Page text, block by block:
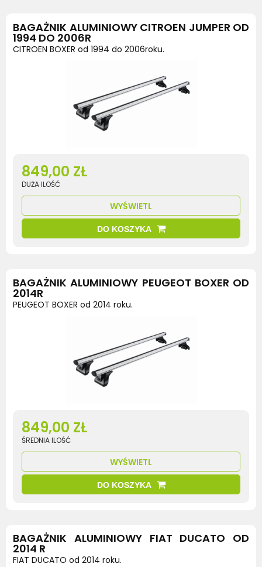
BAGAŻNIK ALUMINIOWY CITROEN JUMPER OD
1994 DO 2006R
CITROEN BOXER od 1994 do 2006roku.
849,00 ZŁ
DUŻA ILOŚĆ
WYŚWIETL
DO KOSZYKA
BAGAŻNIK ALUMINIOWY PEUGEOT BOXER OD
2014R
PEUGEOT BOXER od 2014 roku.
849,00 ZŁ
ŚREDNIA ILOŚĆ
WYŚWIETL
DO KOSZYKA
BAGAŻNIK ALUMINIOWY FIAT DUCATO OD
2014 R
FIAT DUCATO od 2014 roku.